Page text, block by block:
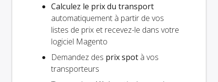
Calculez le prix du transport
automatiquement à partir de vos
listes de prix et recevez-le dans votre
logiciel Magento
Demandez des prix spot à vos
transporteurs